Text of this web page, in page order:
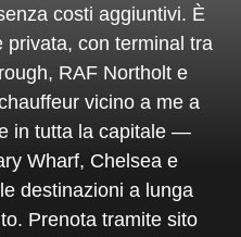
costi aggiuntivi. È
privata, con terminal tra
RAF Northolt e
vicino a me a
in tutta la capitale —
Wharf, Chelsea e
destinazioni a lunga
Prenota tramite sito